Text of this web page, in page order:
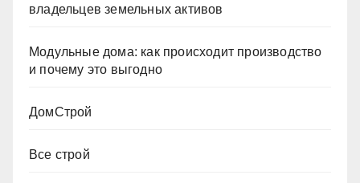
владельцев земельных активов
Модульные дома: как происходит производство
и почему это выгодно
ДомСтрой
Все строй